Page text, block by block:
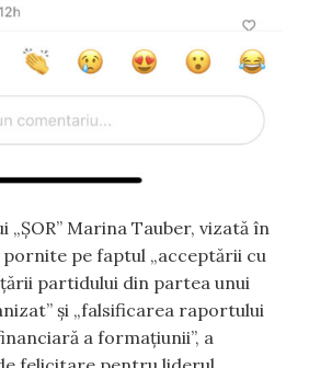
Marina Tauber, vizată în
pornite pe faptul „acceptării cu
partidului din partea unui
și „falsificarea raportului
a formațiunii”, a